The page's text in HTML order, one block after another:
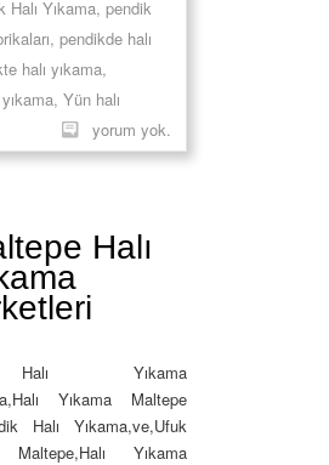
Halı Yıkama, pendik
, pendikde halı
halı yıkama,
, Yün halı
yorum yok.
Halı
Yıkama
Yıkama Maltepe
Halı Yıkama,ve,Ufuk
Yıkama